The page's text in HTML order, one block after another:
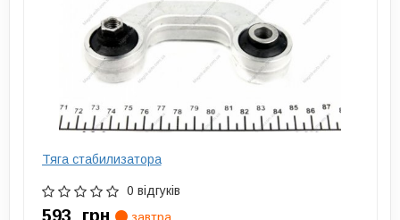
Тяга стабилизатора
0 відгуків
593 грн завтра